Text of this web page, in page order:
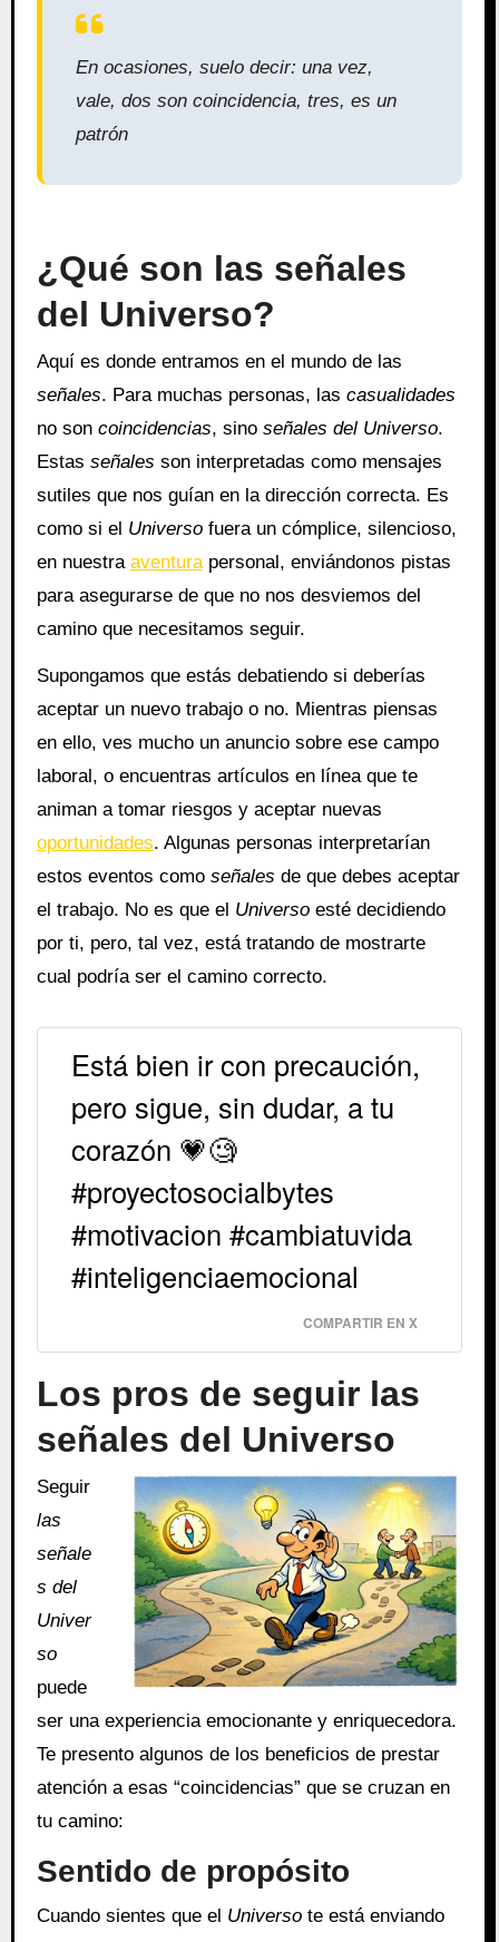
En ocasiones, suelo decir: una vez,
vale, dos son coincidencia, tres, es un
patrón
¿Qué son las señales
del Universo?
Aquí es donde entramos en el mundo de las
señales. Para muchas personas, las casualidades
no son coincidencias, sino señales del Universo.
Estas señales son interpretadas como mensajes
sutiles que nos guían en la dirección correcta. Es
como si el Universofuera un cómplice, silencioso,
en nuestra aventurapersonal, enviándonos pistas
para asegurarse de que no nos desviemos del
camino que necesitamos seguir.
Supongamos que estás debatiendo si deberías
aceptar un nuevo trabajo o no. Mientras piensas
en ello, ves mucho un anuncio sobre ese campo
laboral, o encuentras artículos en línea que te
animan a tomar riesgos y aceptar nuevas
oportunidades. Algunas personas interpretarían
estos eventos como señales de que debes aceptar
el trabajo. No es que el Universoesté decidiendo
por ti, pero, tal vez, está tratando de mostrarte
cual podría ser el camino correcto.
Está bien ir con precaución,
pero sigue, sin dudar, a tu
corazón 💗🧐
#proyectosocialbytes
#motivacion #cambiatuvida
#inteligenciaemocional
COMPARTIR EN X
Los pros de seguir las
señales del Universo
Seguir
las
señale
s del
Univer
so
puede
ser una experiencia emocionante y enriquecedora.
Te presento algunos de los beneficios de prestar
atención a esas “coincidencias” que se cruzan en
tu camino:
Sentido de propósito
Cuando sientes que el Universote está enviando